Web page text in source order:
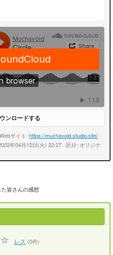
ンロードする
サイト: https://muchavoid.studio.site/
年04月12日(火) 22:27 区分: オリジナ
皆さんの感想
レス (0件)